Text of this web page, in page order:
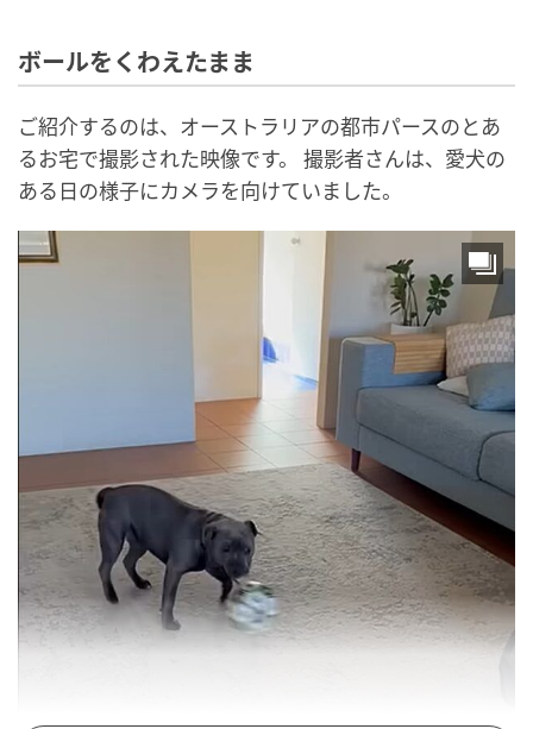
ボールをくわえたまま
ご紹介するのは、オーストラリアの都市パースのとあ
るお宅で撮影された映像です。 撮影者さんは、愛犬の
ある日の様子にカメラを向けていました。